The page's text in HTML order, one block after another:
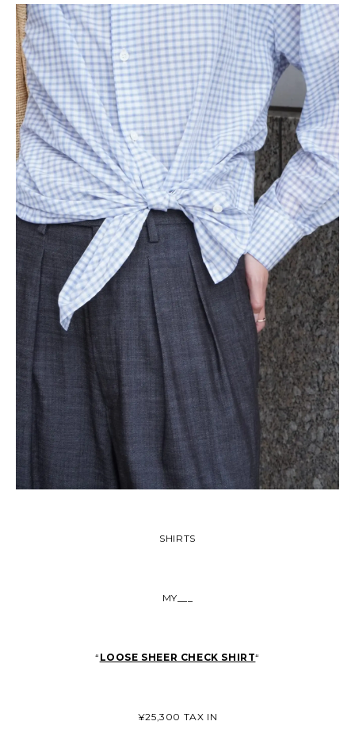
SHIRTS
MY___
“ LOOSE SHEER CHECK SHIRT“
¥25,300 TAX IN